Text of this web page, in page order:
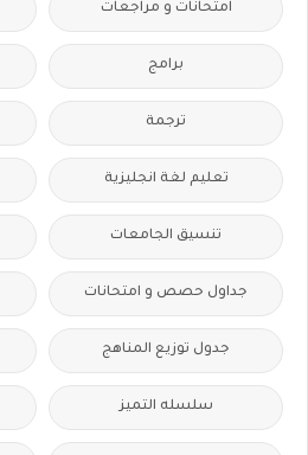
امتحانات و مراجعات
برامج
ترجمة
تعليم لغة انجليزية
تنسيق الجامعات
جداول حصص و امتحانات
جدول توزيع المناهج
سلسله التميز